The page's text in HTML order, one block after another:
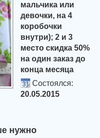
мальчика или
девочки, на 4
коробочки
внутри); 2 и 3
место скидка 50%
на один заказ до
конца месяца
Состоялся:
20.05.2015
нужно